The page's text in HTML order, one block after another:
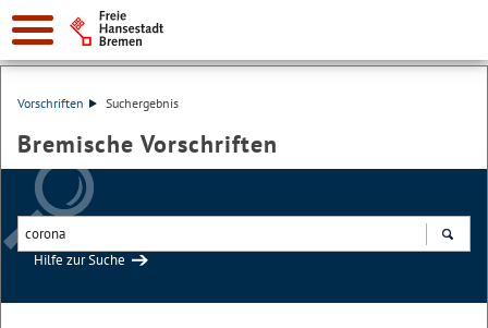
Vorschriften Suchergebnis
Bremische Vorschriften
Hilfe zur Suche